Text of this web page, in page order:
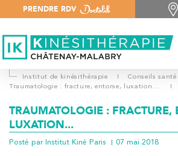
PRENDRE RDV
Institut de kinésithérapie I Conseils
Traumatologie : fracture, entorse, luxation...
I
TRAUMATOLOGIE : FRACTURE,
LUXATION...
Posté par Institut Kiné Paris 07 mai 2018